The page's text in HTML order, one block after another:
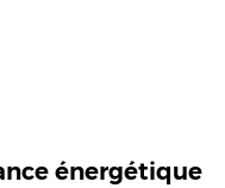
énergétique